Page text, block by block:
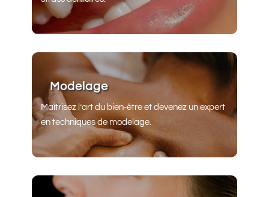
Modelage
Maîtrisez l’art du bien-être et devenez un expert
en techniques de modelage.